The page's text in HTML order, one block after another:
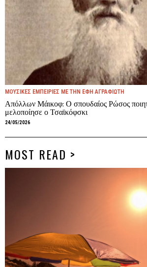
ΜΟΥΣΙΚΕΣ ΕΜΠΕΙΡΙΕΣ ΜΕ ΤΗΝ ΕΦΗ ΑΓΡΑΦΙΩΤΗ
Απόλλων Μάικοφ: Ο σπουδαίος Ρώσος
μελοποίησε ο Τσαϊκόφσκι
24/05/2026
MOST READ >